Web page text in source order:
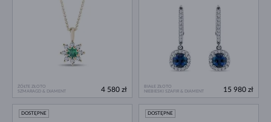
ŻÓŁTE ZŁOTO
SZMARAGD & DIAMENT
4 580 zł
BIAŁE ZŁOTO
NIEBIESKI SZAFIR & DIAMENT
15 980 zł
DOSTĘPNE DOSTĘPNE